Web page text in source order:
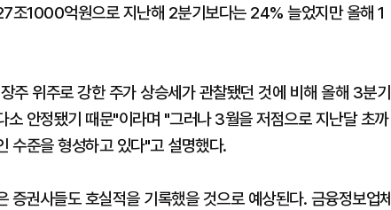
조1000억원으로 지난해 2분기보다는 24% 늘었지만 올해 1
주 위주로 강한 주가 상승세가 관찰됐던 것에 비해 올해 3분기
소 안정됐기 때문"이라며 "그러나 3월을 저점으로 지난달 초까
준을 형성하고 있다"고 설명했다.
증권사들도 호실적을 기록했을 것으로 예상된다. 금융정보업체